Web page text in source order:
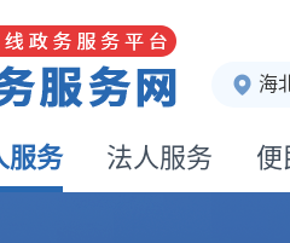
海
服务 法人服务 便